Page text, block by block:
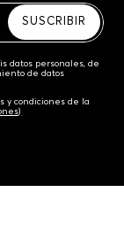
SUSCRIBIR
datos personales, de
de datos
y condiciones de la